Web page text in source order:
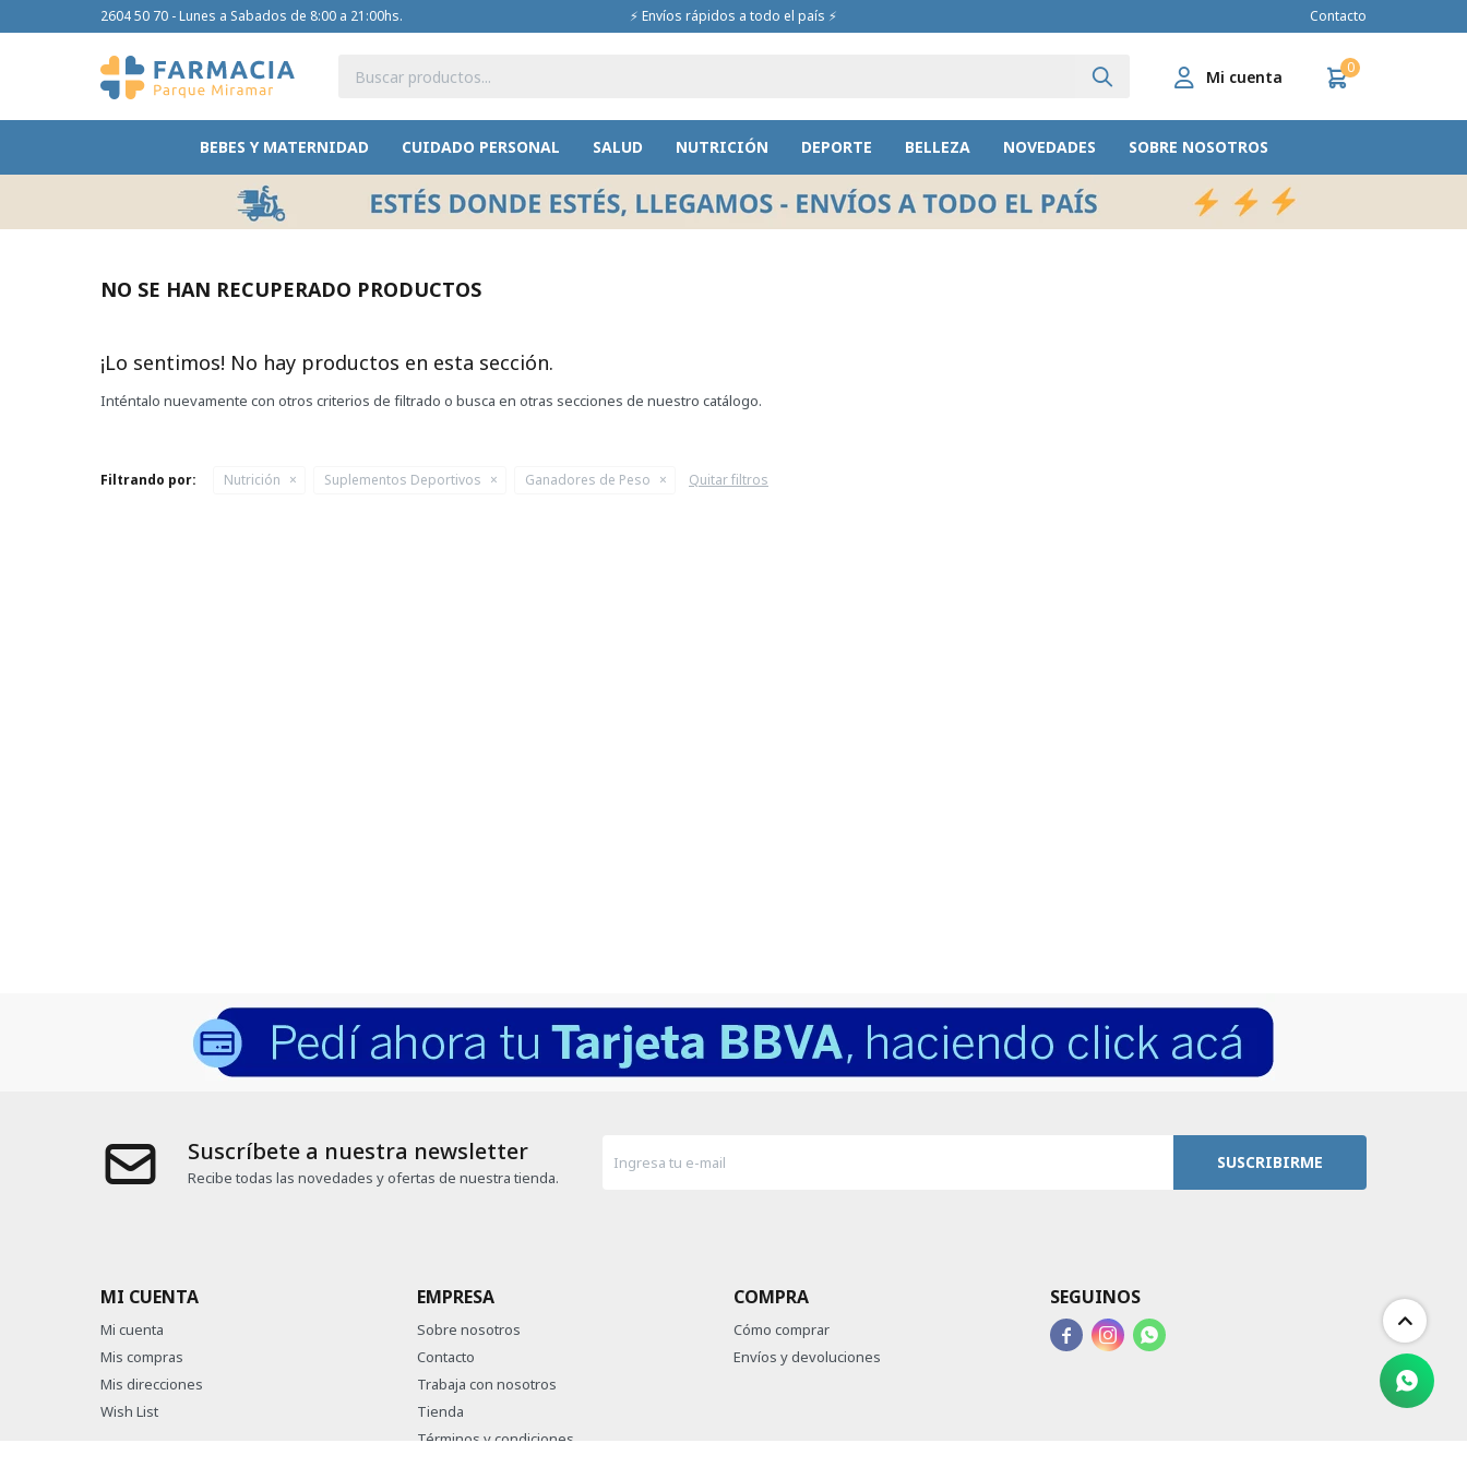
BEBES Y MATERNIDAD CUIDADO PERSONAL SALUD NUTRICIÓN DEPORTE BELLEZA NOVEDADES SOBRE NOSOTROS
0
2604 50 70 - Lunes a Sabados de 8:00 a 21:00hs. ⚡ Envíos rápidos a todo el país ⚡ Contacto
NO SE HAN RECUPERADO PRODUCTOS
¡Lo sentimos! No hay productos en esta sección.
Inténtalo nuevamente con otros criterios de filtrado o busca en otras secciones de nuestro catálogo.
Filtrando por: Nutrición Suplementos Deportivos Ganadores de Peso Quitar filtros
Suscríbete a nuestra newsletter
Recibe todas las novedades y ofertas de nuestra tienda.
SUSCRIBIRME
MI CUENTA
Mi cuenta
Mis compras
Mis direcciones
Wish List
EMPRESA
Sobre nosotros
Contacto
Trabaja con nosotros
Tienda
Términos y condiciones
COMPRA
Cómo comprar
Envíos y devoluciones
SEGUINOS
  